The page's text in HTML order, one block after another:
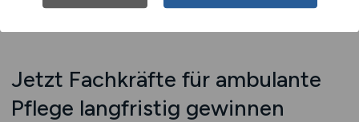
Beratung anfordern
Jetzt Fachkräfte für ambulante
Pflege langfristig gewinnen